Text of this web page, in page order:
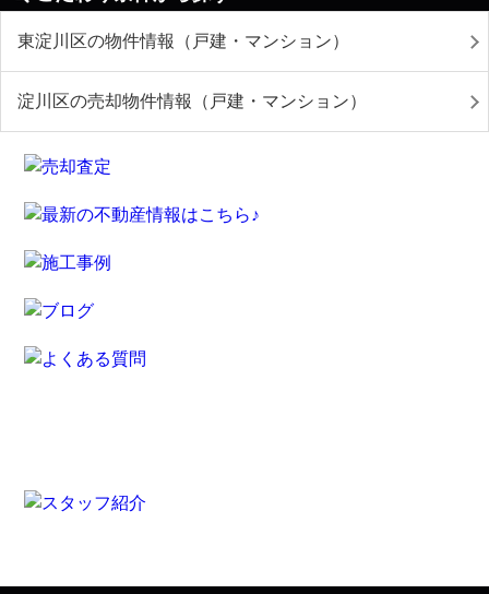
東淀川区の物件情報（戸建・マンション）
淀川区の売却物件情報（戸建・マンション）